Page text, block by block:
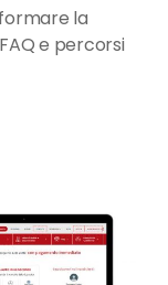
la
e percorsi